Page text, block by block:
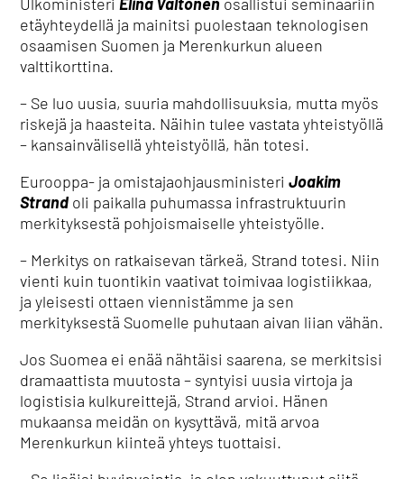
etäyhteydellä ja mainitsi puolestaan teknologisen
osaamisen Suomen ja Merenkurkun alueen
valttikorttina.
– Se luo uusia, suuria mahdollisuuksia, mutta myös
riskejä ja haasteita. Näihin tulee vastata yhteistyöllä
– kansainvälisellä yhteistyöllä, hän totesi.
Eurooppa- ja omistajaohjausministeriJoakim
Strand oli paikalla puhumassa infrastruktuurin
merkityksestä pohjoismaiselle yhteistyölle.
– Merkitys on ratkaisevan tärkeä, Strand totesi. Niin
vienti kuin tuontikin vaativat toimivaa logistiikkaa,
ja yleisesti ottaen viennistämme ja sen
merkityksestä Suomelle puhutaan aivan liian vähän.
Jos Suomea ei enää nähtäisi saarena, se merkitsisi
dramaattista muutosta – syntyisi uusia virtoja ja
logistisia kulkureittejä, Strand arvioi. Hänen
mukaansa meidän on kysyttävä, mitä arvoa
Merenkurkun kiinteä yhteys tuottaisi.